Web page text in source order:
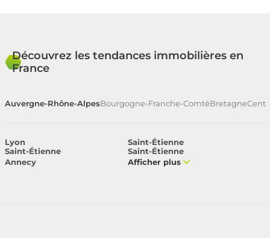
Découvrez les tendances immobilières en
France
Auvergne-Rhône-AlpesBourgogne-Franche-ComtéBretagne
Lyon
Saint-Étienne
Saint-Étienne
Saint-Étienne
Annecy
Afficher plus